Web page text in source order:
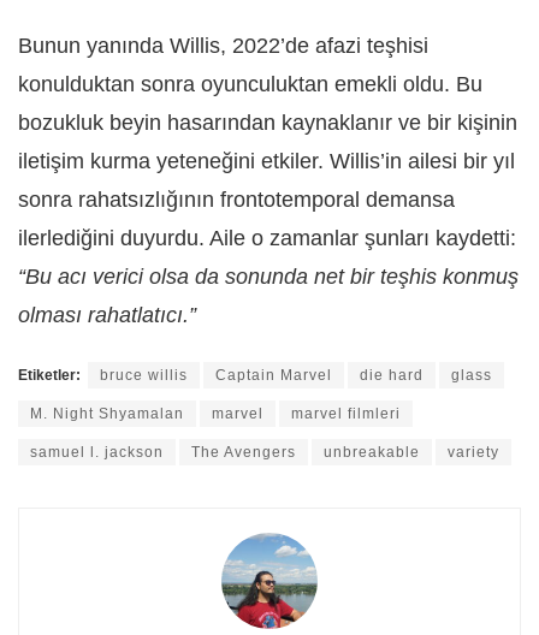
Bunun yanında Willis, 2022’de afazi teşhisi
konulduktan sonra oyunculuktan emekli oldu. Bu
bozukluk beyin hasarından kaynaklanır ve bir kişinin
iletişim kurma yeteneğini etkiler. Willis’in ailesi bir yıl
sonra rahatsızlığının frontotemporal demansa
ilerlediğini duyurdu. Aile o zamanlar şunları kaydetti:
“Bu acı verici olsa da sonunda net bir teşhis konmuş
olması rahatlatıcı.”
Etiketler: bruce willis Captain Marvel die hard glass
M. Night Shyamalan marvel marvel filmleri
samuel l. jackson The Avengers unbreakable variety